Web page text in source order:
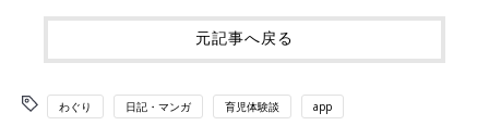
元記事へ戻る
わぐり 日記・マンガ 育児体験談 app